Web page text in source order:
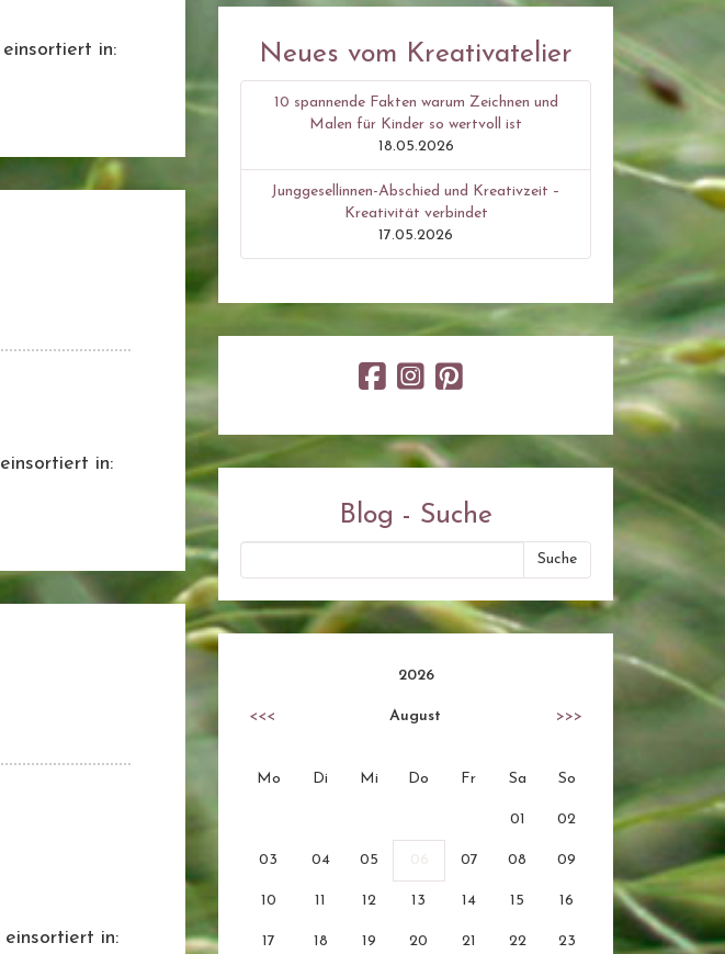
einsortiert in:
einsortiert in:
einsortiert in:
Neues vom Kreativatelier
10 spannende Fakten warum Zeichnen und
Malen für Kinder so wertvoll ist
18.05.2026
Junggesellinnen-Abschied und Kreativzeit –
Kreativität verbindet
17.05.2026
Blog - Suche
2026
<<< August >>>
Mo Di Mi Do Fr Sa So
01 02
03 04 05 06 07 08 09
10 11 12 13 14 15 16
17 18 19 20 21 22 23